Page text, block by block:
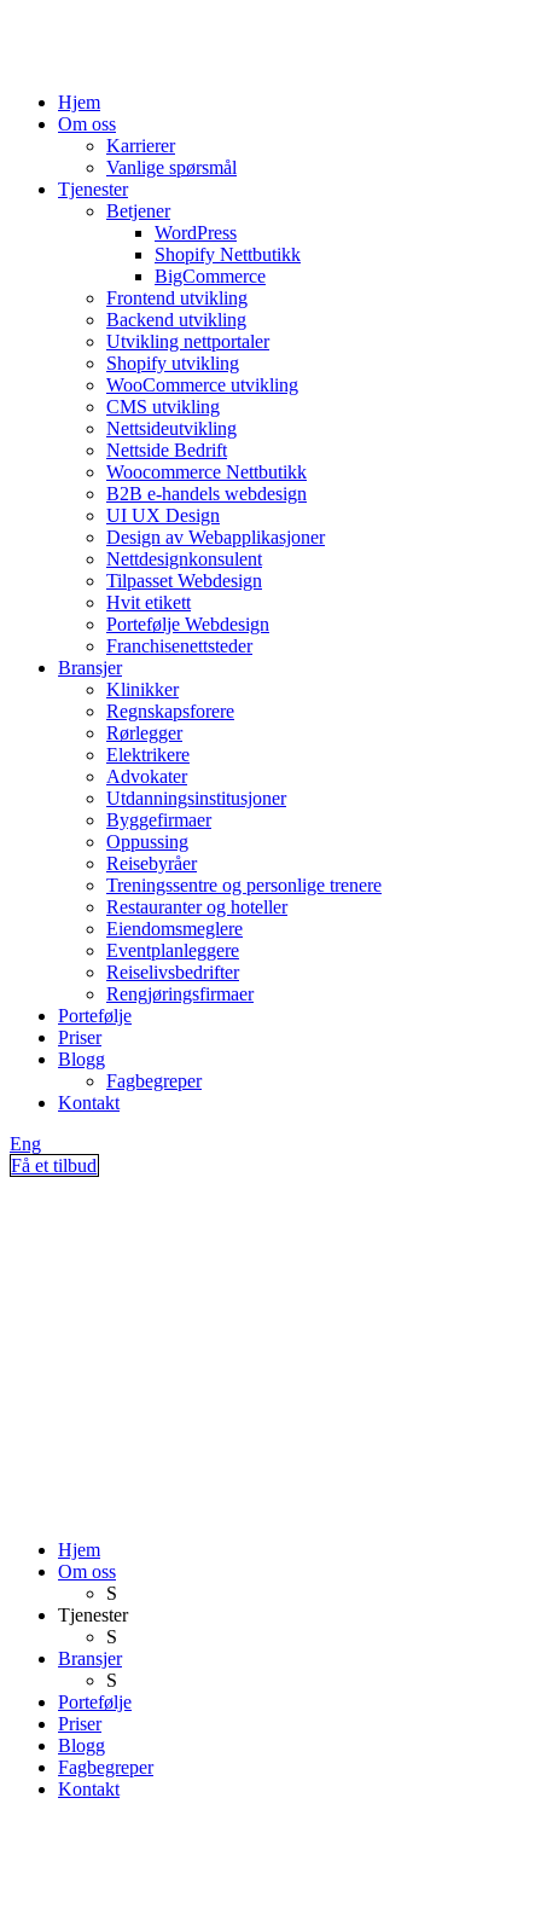
Hjem
Om oss
Karrierer
Vanlige spørsmål
Tjenester
Betjener
WordPress
Shopify Nettbutikk
BigCommerce
Frontend utvikling
Backend utvikling
Utvikling nettportaler
Shopify utvikling
WooCommerce utvikling
CMS utvikling
Nettsideutvikling
Nettside Bedrift
Woocommerce Nettbutikk
B2B e-handels webdesign
UI UX Design
Design av Webapplikasjoner
Nettdesignkonsulent
Tilpasset Webdesign
Hvit etikett
Portefølje Webdesign
Franchisenettsteder
Bransjer
Klinikker
Regnskapsforere
Rørlegger
Elektrikere
Advokater
Utdanningsinstitusjoner
Byggefirmaer
Oppussing
Reisebyråer
Treningssentre og personlige trenere
Restauranter og hoteller
Eiendomsmeglere
Eventplanleggere
Reiselivsbedrifter
Rengjøringsfirmaer
Portefølje
Priser
Blogg
Fagbegreper
Kontakt
Eng
Få et tilbud
Hjem
Om oss
S
Tjenester
S
Bransjer
S
Portefølje
Priser
Blogg
Fagbegreper
Kontakt